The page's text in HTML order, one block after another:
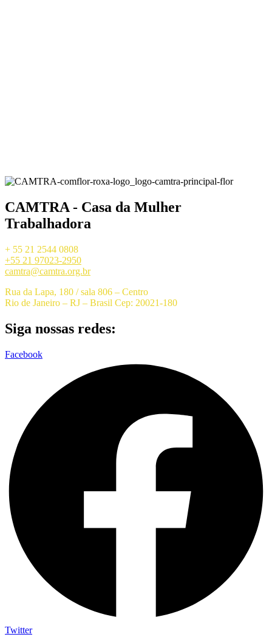
CAMTRA - Casa da Mulher
Trabalhadora
+ 55 21 2544 0808
+55 21 97023-2950
camtra@camtra.org.br
Rua da Lapa, 180 / sala 806 – Centro
Rio de Janeiro – RJ – Brasil Cep: 20021-180
Siga nossas redes:
Facebook
Twitter